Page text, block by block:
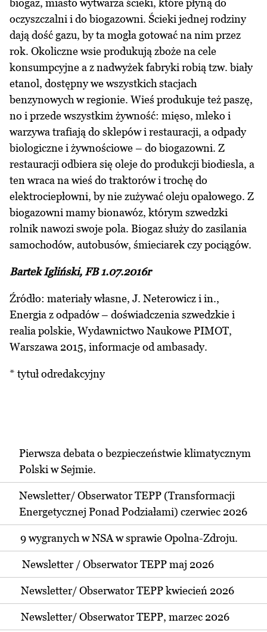
oczyszczalni i do biogazowni. Ścieki jednej rodziny
dają dość gazu, by ta mogła gotować na nim przez
rok. Okoliczne wsie produkują zboże na cele
konsumpcyjne a z nadwyżek fabryki robią tzw. biały
etanol, dostępny we wszystkich stacjach
benzynowych w regionie. Wieś produkuje też paszę,
no i przede wszystkim żywność: mięso, mleko i
warzywa trafiają do sklepów i restauracji, a odpady
biologiczne i żywnościowe – do biogazowni. Z
restauracji odbiera się oleje do produkcji biodiesla, a
ten wraca na wieś do traktorów i trochę do
elektrociepłowni, by nie zużywać oleju opałowego. Z
biogazowni mamy bionawóz, którym szwedzki
rolnik nawozi swoje pola. Biogaz służy do zasilania
samochodów, autobusów, śmieciarek czy pociągów.
Bartek Igliński, FB 1.07.2016r
Źródło: materiały własne, J. Neterowicz i in.,
Energia z odpadów – doświadczenia szwedzkie i
realia polskie, Wydawnictwo Naukowe PIMOT,
Warszawa 2015, informacje od ambasady.
* tytuł odredakcyjny
Pierwsza debata o bezpieczeństwie klimatycznym
Polski w Sejmie.
Newsletter/ Obserwator TEPP (Transformacji
Energetycznej Ponad Podziałami) czerwiec 2026
9 wygranych w NSA w sprawie Opolna-Zdroju.
Newsletter / Obserwator TEPP maj 2026
Newsletter/ Obserwator TEPP kwiecień 2026
Newsletter/ Obserwator TEPP, marzec 2026